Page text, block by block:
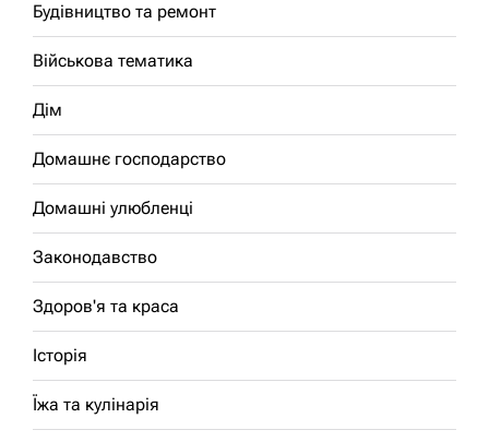
Будівництво та ремонт
Військова тематика
Дім
Домашнє господарство
Домашні улюбленці
Законодавство
Здоров'я та краса
Історія
Їжа та кулінарія